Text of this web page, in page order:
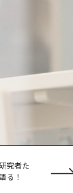
究者た
る！